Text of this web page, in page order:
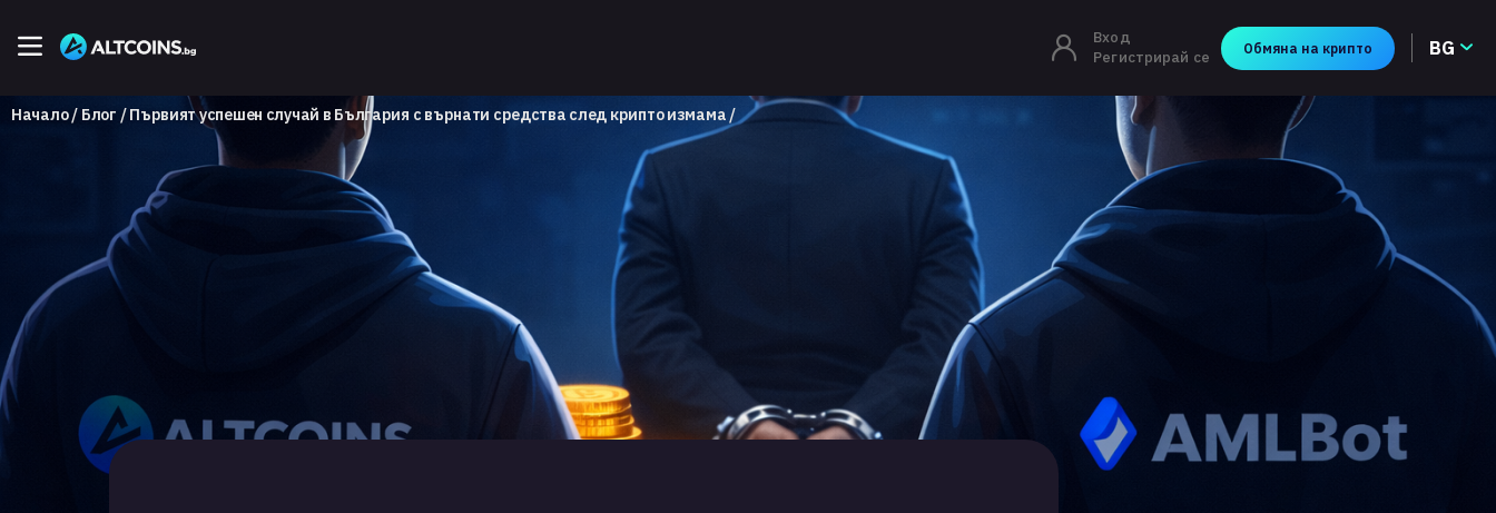
Вход
Регистрирай се
Обмяна на крипто BG
Начало Блог Първият успешен случай в България с върнати средства след крипто измама